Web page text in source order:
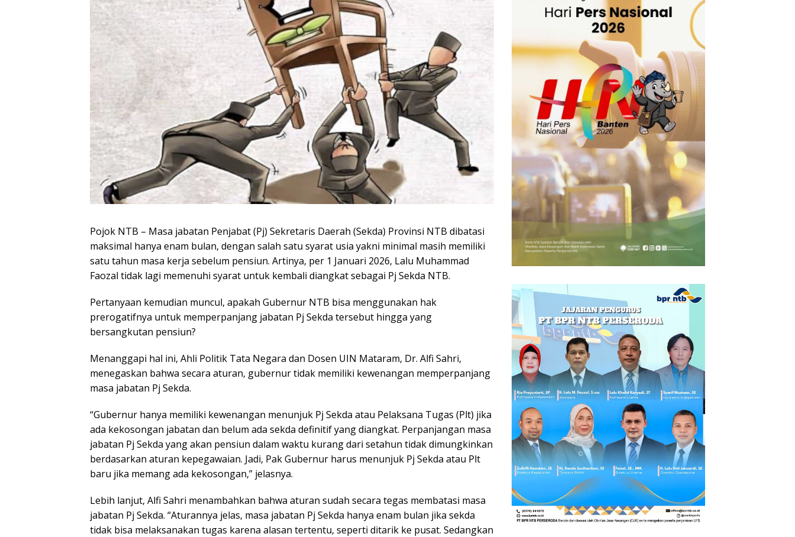
Pojok NTB – Masa jabatan Penjabat (Pj) Sekretaris Daerah (Sekda) Provinsi NTB dibatasi
maksimal hanya enam bulan, dengan salah satu syarat usia yakni minimal masih memiliki
satu tahun masa kerja sebelum pensiun. Artinya, per 1 Januari 2026, Lalu Muhammad
Faozal tidak lagi memenuhi syarat untuk kembali diangkat sebagai Pj Sekda NTB.
Pertanyaan kemudian muncul, apakah Gubernur NTB bisa menggunakan hak
prerogatifnya untuk memperpanjang jabatan Pj Sekda tersebut hingga yang
bersangkutan pensiun?
Menanggapi hal ini, Ahli Politik Tata Negara dan Dosen UIN Mataram, Dr. Alfi Sahri,
menegaskan bahwa secara aturan, gubernur tidak memiliki kewenangan memperpanjang
masa jabatan Pj Sekda.
“Gubernur hanya memiliki kewenangan menunjuk Pj Sekda atau Pelaksana Tugas (Plt) jika
ada kekosongan jabatan dan belum ada sekda definitif yang diangkat. Perpanjangan masa
jabatan Pj Sekda yang akan pensiun dalam waktu kurang dari setahun tidak dimungkinkan
berdasarkan aturan kepegawaian. Jadi, Pak Gubernur harus menunjuk Pj Sekda atau Plt
baru jika memang ada kekosongan,” jelasnya.
Lebih lanjut, Alfi Sahri menambahkan bahwa aturan sudah secara tegas membatasi masa
jabatan Pj Sekda. “Aturannya jelas, masa jabatan Pj Sekda hanya enam bulan jika sekda
tidak bisa melaksanakan tugas karena alasan tertentu, seperti ditarik ke pusat. Sedangkan